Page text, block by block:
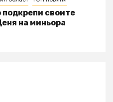
своите
на миньора